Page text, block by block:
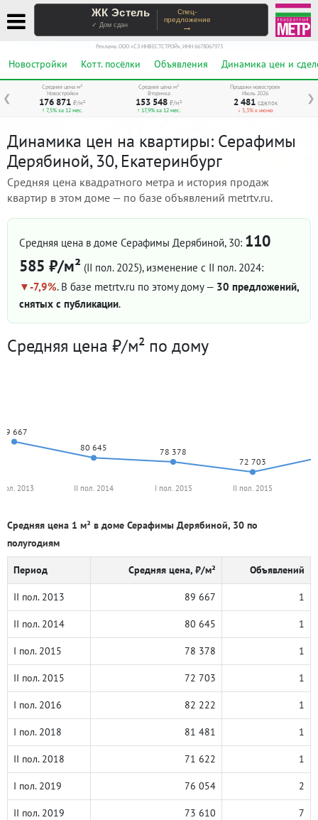
ЖК Эстель
✓ Дом сдан
Спец-
предложение
→
Реклама. ООО «СЗ ИНВЕСТСТРОЙ», ИНН 6678067973
Новостройки Котт. посёлки Объявления Динамика цен и
❮ ❯
Средняя цена м²
Новостройки
176 871 ₽/м²
↑ 7,5% за 12 мес.
Средняя цена м²
Вторичка
153 548 ₽/м²
↑ 17,9% за 12 мес.
Продажи новостроек
Июль 2026
2 481 сделок
↓ 5,3% к июню
Динамика цен на квартиры: Серафимы
Дерябиной, 30, Екатеринбург
Средняя цена квадратного метра и история продаж
квартир в этом доме — по базе объявлений metrtv.ru.
Средняя цена в доме Серафимы Дерябиной, 30: 110
585 ₽/м² (II пол. 2025), изменение с II пол. 2024:
-7,9%. В базе metrtv.ru по этому дому — 30 предложений,
снятых с публикации.
Средняя цена ₽/м² по дому
89 667
80 645
78 378
72 703
2013 II пол. 2014 I пол. 2015 II пол. 2015
Средняя цена 1 м² в доме Серафимы Дерябиной, 30 по
полугодиям
Период Средняя цена, ₽/м² Объявлений
II пол. 2013 89 667 1
II пол. 2014 80 645 1
I пол. 2015 78 378 1
II пол. 2015 72 703 1
I пол. 2016 82 222 1
I пол. 2018 81 481 1
II пол. 2018 71 622 1
I пол. 2019 76 054 2
II пол. 2019 73 610 7